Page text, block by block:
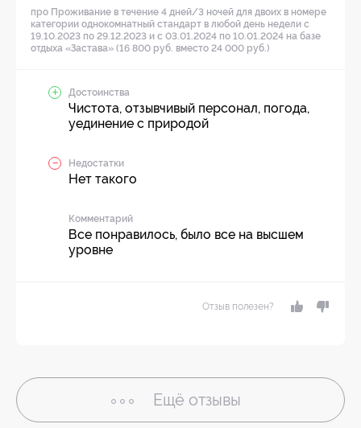
про Проживание в течение 4 дней/3 ночей для двоих в номере
категории однокомнатный стандарт в любой день недели с
19.10.2023 по 29.12.2023 и с 03.01.2024 по 10.01.2024 на базе
отдыха «Застава» (16 800 руб. вместо 24 000 руб.)
Достоинства
Чистота, отзывчивый персонал, погода,
уединение с природой
Недостатки
Нет такого
Комментарий
Все понравилось, было все на высшем
уровне
Отзыв полезен?
Ещё отзывы